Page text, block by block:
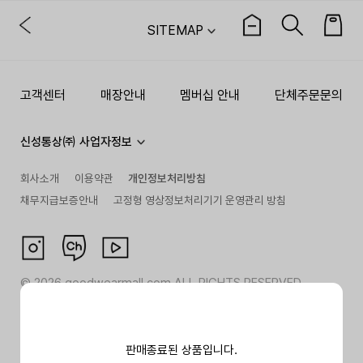
판매종료된 상품입니다.
SITEMAP
고객센터 매장안내 멤버십 안내 단체주문문의
신성통상㈜ 사업자정보
회사소개 이용약관
개인정보처리방침
채무지급보증안내
고정형 영상정보처리기기 운영관리 방침
©2026goodwearmall.com ALL RIGHTS RESERVED